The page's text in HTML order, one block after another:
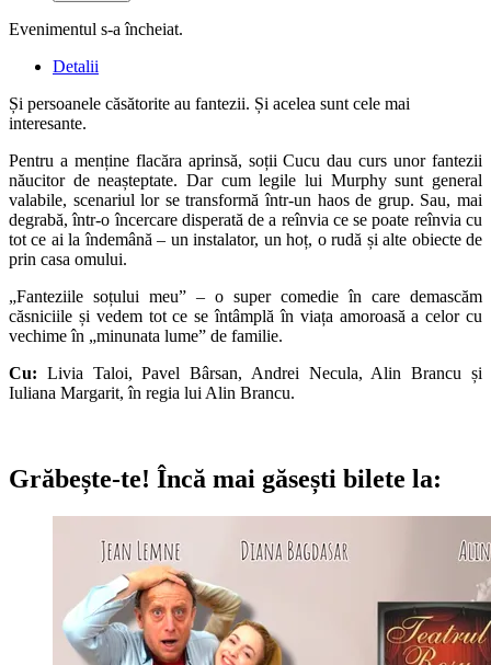
Evenimentul s-a încheiat.
Detalii
Și persoanele căsătorite au fantezii. Și acelea sunt cele mai
interesante.
Pentru a menține flacăra aprinsă, soții Cucu dau curs unor fantezii
năucitor de neașteptate. Dar cum legile lui Murphy sunt general
valabile, scenariul lor se transformă într-un haos de grup. Sau, mai
degrabă, într-o încercare disperată de a reînvia ce se poate reînvia cu
tot ce ai la îndemână – un instalator, un hoț, o rudă și alte obiecte de
prin casa omului.
„Fanteziile soțului meu” – o super comedie în care demascăm
căsniciile și vedem tot ce se întâmplă în viața amoroasă a celor cu
vechime în „minunata lume” de familie.
Cu: Livia Taloi, Pavel Bârsan, Andrei Necula, Alin Brancu și
Iuliana Margarit, în regia lui Alin Brancu.
Grăbește-te! Încă mai găsești bilete la: